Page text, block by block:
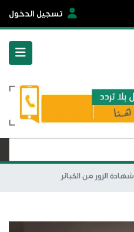
تسجيل الدخول
شهادة الزور من الكبائر